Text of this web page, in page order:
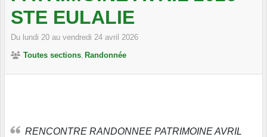
STE EULALIE
Du lundi 20 au vendredi 24 avril 2026
Toutes sections Randonnée
RENCONTRE RANDONNEE PATRIMOINE AVRIL